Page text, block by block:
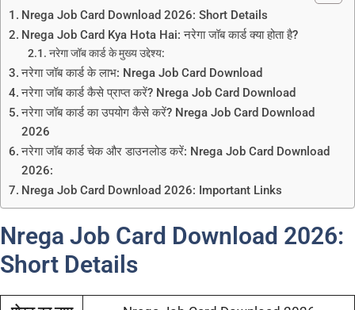
Nrega Job Card Download 2026: Short Details
Nrega Job Card Kya Hota Hai: नरेगा जॉब कार्ड क्या होता है?
नरेगा जॉब कार्ड के मुख्य उद्देश्य:
नरेगा जॉब कार्ड के लाभ: Nrega Job Card Download
नरेगा जॉब कार्ड कैसे प्राप्त करें? Nrega Job Card Download
नरेगा जॉब कार्ड का उपयोग कैसे करें? Nrega Job Card Download
2026
नरेगा जॉब कार्ड चेक और डाउनलोड करें: Nrega Job Card Download
2026:
Nrega Job Card Download 2026: Important Links
Nrega Job Card Download 2026:
Short Details